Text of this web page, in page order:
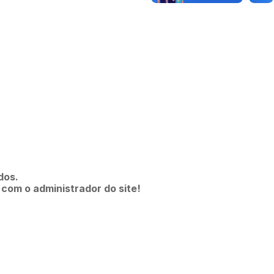
o administrador do site!